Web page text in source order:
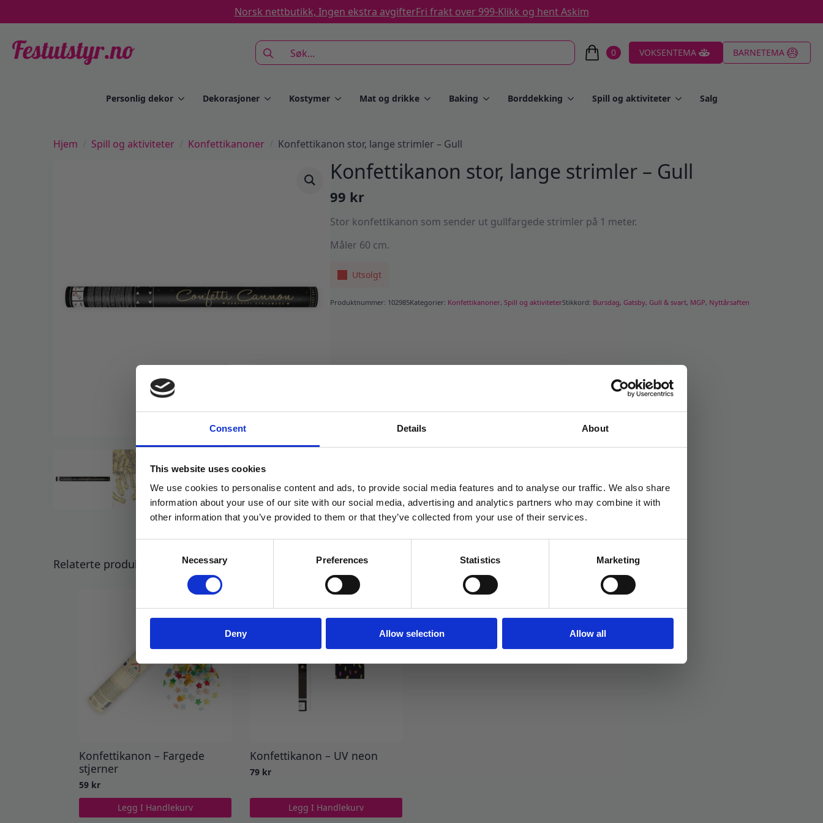
Consent Details About
This website uses cookies
We use cookies to personalise content and ads, to provide social media features and to analyse our traffic. We also share
information about your use of our site with our social media, advertising and analytics partners who may combine it with
other information that you’ve provided to them or that they’ve collected from your use of their services.
Selection
Necessary Preferences Statistics Marketing
Deny Allow selection Allow all
Norsk nettbutikk, Ingen ekstra avgifterFri frakt over 999-Klikk og hent Askim
Search
for:
0 VOKSENTEMA BARNETEMA
Personlig dekor Dekorasjoner Kostymer Mat og drikke Baking Borddekking Spill og aktiviteter Salg
Hjem Spill og aktiviteter Konfettikanoner Konfettikanon stor, lange strimler – Gull
Konfettikanon stor, lange strimler – Gull
99 kr
Stor konfettikanon som sender ut gullfargede strimler på 1 meter.
Måler 60 cm.
Utsolgt
Produktnummer: 102985Kategorier: Konfettikanoner,Spill og aktiviteterStikkord: Bursdag,Gatsby,Gull & svart, MGP, Nyttårsaften
Relaterte produkter
Konfettikanon – Fargede
stjerner
59 kr
Legg I Handlekurv
Konfettikanon – UV neon
79 kr
Legg I Handlekurv
få eksklusive tilbud og masse
inspirasjon rett i innboksen
Ja takk! Jeg vil gjerne få brev fra dere!